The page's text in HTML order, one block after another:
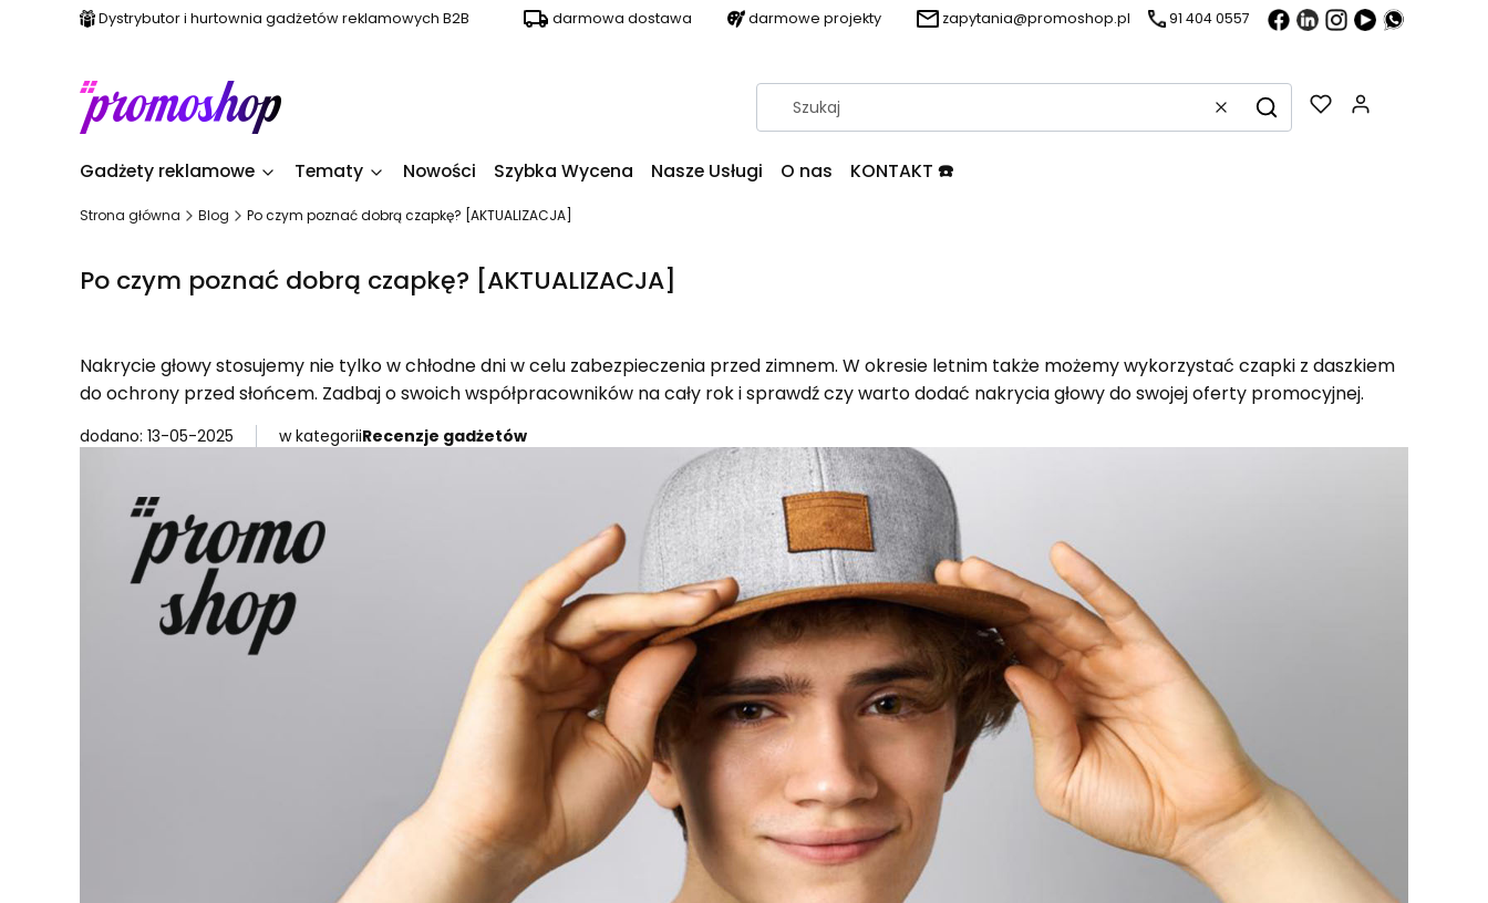
Dystrybutor i hurtownia gadżetów reklamowych B2B darmowa dostawa darmowe projekty zapytania@promoshop.pl 91 404 0557
WyczyśćSzukaj
Gadżety reklamowe Tematy Nowości Szybka Wycena Nasze Usługi O nas KONTAKT ☎️
Strona główna Blog Po czym poznać dobrą czapkę? [AKTUALIZACJA]
Po czym poznać dobrą czapkę? [AKTUALIZACJA]
Nakrycie głowy stosujemy nie tylko w chłodne dni w celu zabezpieczenia przed zimnem. W okresie letnim także możemy wykorzystać czapki z daszkiem
do ochrony przed słońcem. Zadbaj o swoich współpracowników na cały rok i sprawdź czy warto dodać nakrycia głowy do swojej oferty promocyjnej.
dodano: 13-05-2025 w kategoriiRecenzje gadżetów